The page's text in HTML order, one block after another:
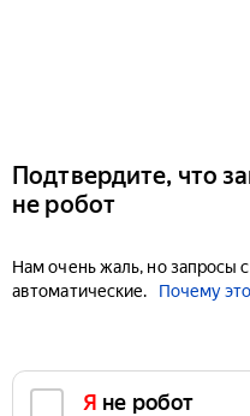
Подтвердите, что
не робот
Нам очень жаль, но запросы
автоматические.
Почему
Я не робот